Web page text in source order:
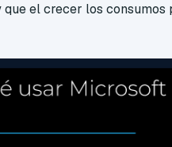
el crecer los